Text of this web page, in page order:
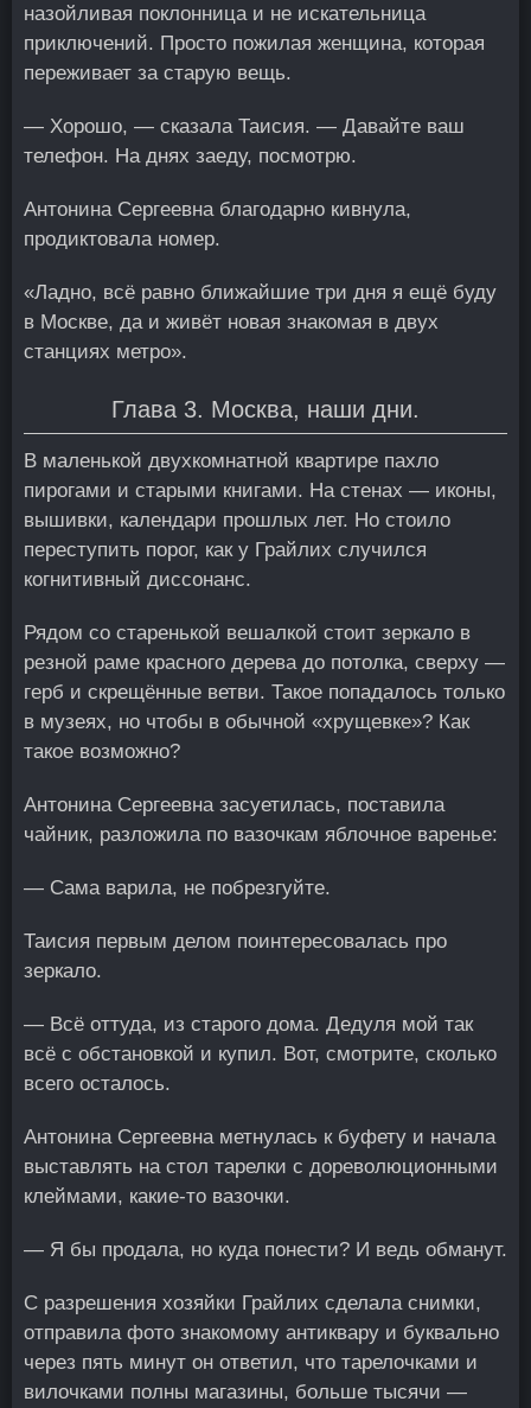
назойливая поклонница и не искательница
приключений. Просто пожилая женщина, которая
переживает за старую вещь.
— Хорошо, — сказала Таисия. — Давайте ваш
телефон. На днях заеду, посмотрю.
Антонина Сергеевна благодарно кивнула,
продиктовала номер.
«Ладно, всё равно ближайшие три дня я ещё буду
в Москве, да и живёт новая знакомая в двух
станциях метро».
Глава 3. Москва, наши дни.
В маленькой двухкомнатной квартире пахло
пирогами и старыми книгами. На стенах — иконы,
вышивки, календари прошлых лет. Но стоило
переступить порог, как у Грайлих случился
когнитивный диссонанс.
Рядом со старенькой вешалкой стоит зеркало в
резной раме красного дерева до потолка, сверху —
герб и скрещённые ветви. Такое попадалось только
в музеях, но чтобы в обычной «хрущевке»? Как
такое возможно?
Антонина Сергеевна засуетилась, поставила
чайник, разложила по вазочкам яблочное варенье:
— Сама варила, не побрезгуйте.
Таисия первым делом поинтересовалась про
зеркало.
— Всё оттуда, из старого дома. Дедуля мой так
всё с обстановкой и купил. Вот, смотрите, сколько
всего осталось.
Антонина Сергеевна метнулась к буфету и начала
выставлять на стол тарелки с дореволюционными
клеймами, какие-то вазочки.
— Я бы продала, но куда понести? И ведь обманут.
С разрешения хозяйки Грайлих сделала снимки,
отправила фото знакомому антиквару и буквально
через пять минут он ответил, что тарелочками и
вилочками полны магазины, больше тысячи —